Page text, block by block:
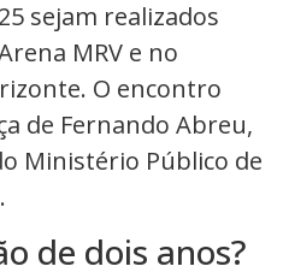
sejam realizados
MRV e no
O encontro
de Fernando Abreu,
Ministério Público de
de dois anos?